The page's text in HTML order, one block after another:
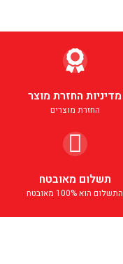
מדיניות החזרת מוצר
החזרת מוצרים
תשלום מאובטח
התשלום הוא 100% מאובטח